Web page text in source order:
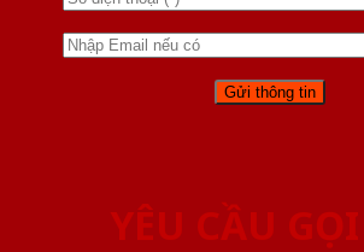
YÊU CẦU